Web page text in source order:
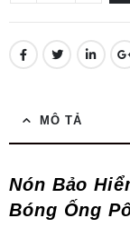
MÔ TẢ
Nón Bảo
Bóng Ống